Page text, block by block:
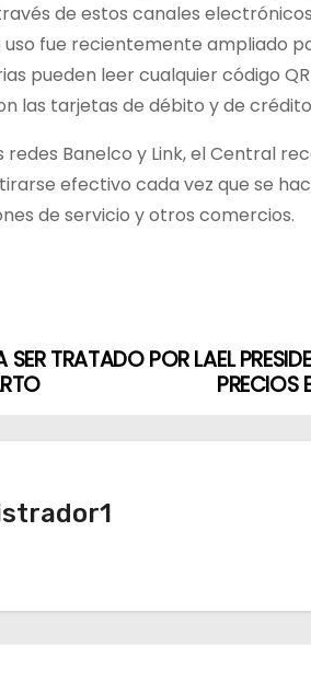
de estos canales
fue recientemente ampliado
pueden leer cualquier código
las tarjetas de débito y de
redes Banelco y Link, el Central
efectivo cada vez que se
de servicio y otros comercios.
EL
PRECIOS
SER TRATADO POR LA